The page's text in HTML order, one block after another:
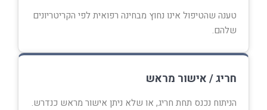
טענה שהטיפול אינו נחוץ מבחינה רפואית לפי הקריטריונים
שלהם.
חריג / אישור מראש
הניתוח נכנס תחת חריג, או שלא ניתן אישור מראש כנדרש.